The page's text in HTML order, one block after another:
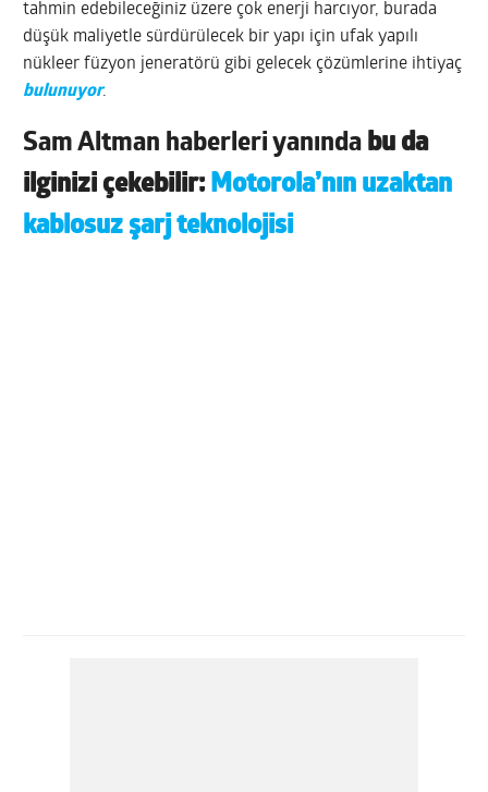
tahmin edebileceğiniz üzere çok enerji harcıyor, burada
düşük maliyetle sürdürülecek bir yapı için ufak yapılı
nükleer füzyon jeneratörü gibi gelecek çözümlerine ihtiyaç
bulunuyor.
Sam Altman haberleri yanında bu da
ilginizi çekebilir: Motorola’nın uzaktan
kablosuz şarj teknolojisi